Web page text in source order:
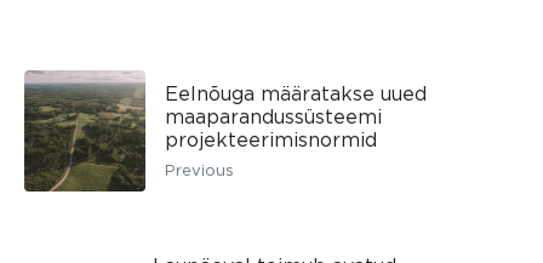
Eelnõuga määratakse uued
maaparandussüsteemi
projekteerimisnormid
Previous